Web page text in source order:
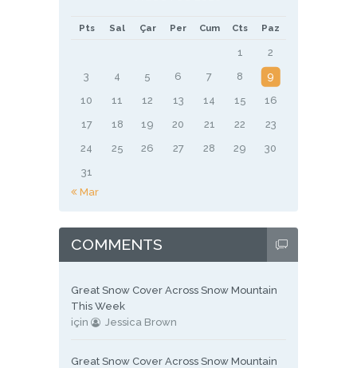
Pts Sal Çar Per Cum Cts Paz
1
2
3
4 5 6 7 8
9
10
11 12 13 14 15
16
17
18 19 20 21 22
23
24
25 26 27 28 29
30
31
« Mar
COMMENTS
Great Snow Cover Across Snow Mountain
This Week
için
Jessica Brown
Great Snow Cover Across Snow Mountain